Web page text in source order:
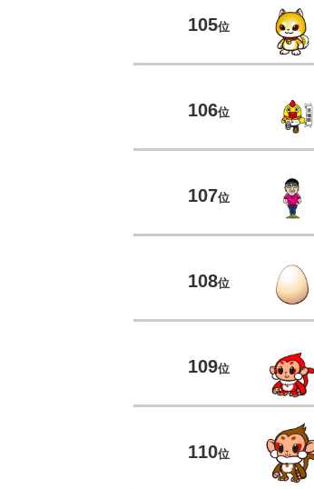
105位
106位
107位
108位
109位
110位